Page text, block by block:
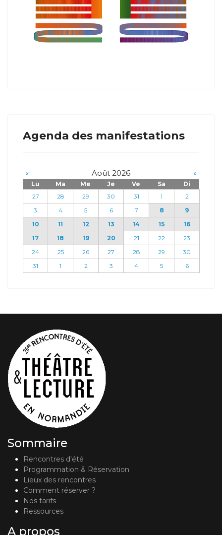
Agenda des manifestations
« Août 2026 »
Lu Ma Me Je Ve Sa
Di
27
28 29 30 31 1
2
3
4 5 6 7 8
9
10
11 12 13 14 15
16
17
18 19 20 21 22
23
24
25 26 27 28 29
30
31
1 2 3 4 5 6
Sommaire
Rencontres d'été
Programmation & Réservation
Lieux des rencontres
Comment réserver ?
Nos tarifs
Ressources
A propos